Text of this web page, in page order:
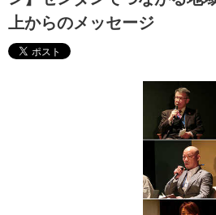
上からのメッセージ